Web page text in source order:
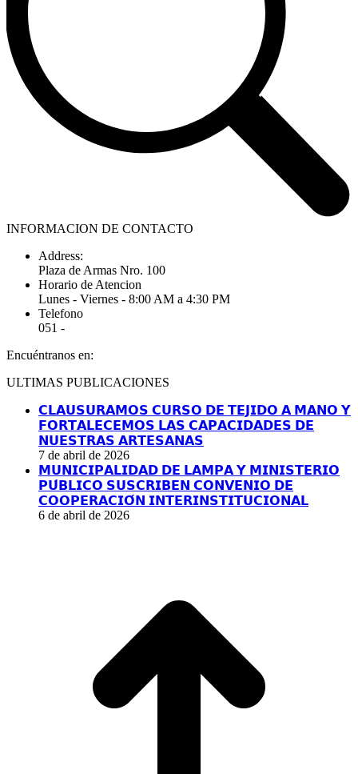
INFORMACION DE CONTACTO
Address:
Plaza de Armas Nro. 100
Horario de Atencion
Lunes - Viernes - 8:00 AM a 4:30 PM
Telefono
051 -
Encuéntranos en:
Facebook
opens
window
YouTube
opens
window
Linkedin
opens
window
Instagram
opens
window
ULTIMAS PUBLICACIONES
𝗖𝗟𝗔𝗨𝗦𝗨𝗥𝗔𝗠𝗢𝗦 𝗖𝗨𝗥𝗦𝗢 𝗗𝗘 𝗧𝗘𝗝𝗜𝗗𝗢 𝗔 𝗠𝗔𝗡𝗢 𝗬
𝗙𝗢𝗥𝗧𝗔𝗟𝗘𝗖𝗘𝗠𝗢𝗦 𝗟𝗔𝗦 𝗖𝗔𝗣𝗔𝗖𝗜𝗗𝗔𝗗𝗘𝗦 𝗗𝗘
𝗡𝗨𝗘𝗦𝗧𝗥𝗔𝗦 𝗔𝗥𝗧𝗘𝗦𝗔𝗡𝗔𝗦
7 de abril de 2026
𝗠𝗨𝗡𝗜𝗖𝗜𝗣𝗔𝗟𝗜𝗗𝗔𝗗 𝗗𝗘 𝗟𝗔𝗠𝗣𝗔 𝗬 𝗠𝗜𝗡𝗜𝗦𝗧𝗘𝗥𝗜𝗢
𝗣𝗨́𝗕𝗟𝗜𝗖𝗢 𝗦𝗨𝗦𝗖𝗥𝗜𝗕𝗘𝗡 𝗖𝗢𝗡𝗩𝗘𝗡𝗜𝗢 𝗗𝗘
𝗖𝗢𝗢𝗣𝗘𝗥𝗔𝗖𝗜𝗢́𝗡 𝗜𝗡𝗧𝗘𝗥𝗜𝗡𝗦𝗧𝗜𝗧𝗨𝗖𝗜𝗢𝗡𝗔𝗟
6 de abril de 2026